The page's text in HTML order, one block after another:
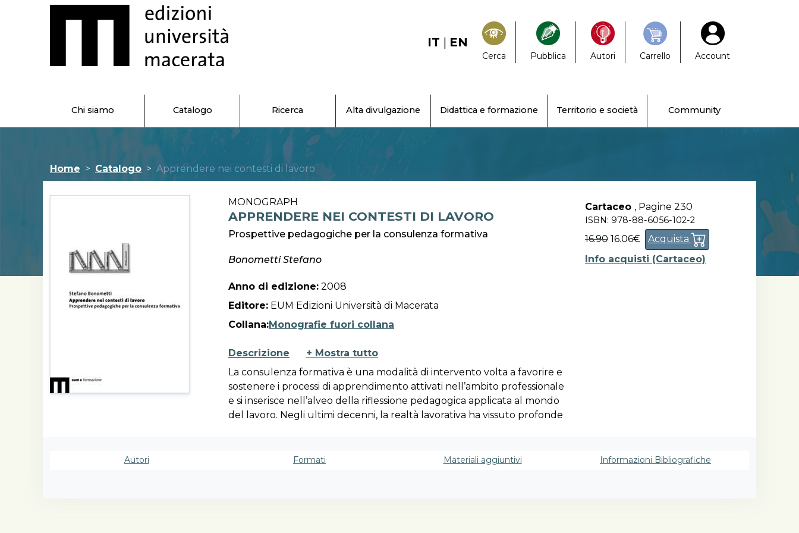
IT | EN
Cerca Pubblica Autori Carrello Account
Chi siamo Catalogo Ricerca Alta divulgazione Didattica e formazione Territorio e società Community
Home Catalogo Apprendere nei contesti di lavoro
MONOGRAPH
APPRENDERE NEI CONTESTI DI LAVORO
Prospettive pedagogiche per la consulenza formativa
Bonometti Stefano
Anno di edizione: 2008
Editore: EUM Edizioni Università di Macerata
Collana:Monografie fuori collana
Descrizione
+ Mostra tutto
La consulenza formativa è una modalità di intervento volta a favorire e
sostenere i processi di apprendimento attivati nell’ambito professionale
e si inserisce nell’alveo della riflessione pedagogica applicata al mondo
del lavoro. Negli ultimi decenni, la realtà lavorativa ha vissuto profonde
connessione fra realizzazione della persona, esperienza professionale,
Cartaceo , Pagine 230
ISBN: 978-88-6056-102-2
16.90 16.06€
Acquista
Info acquisti (Cartaceo)
Autori Formati Materiali aggiuntivi Informazioni Bibliografiche